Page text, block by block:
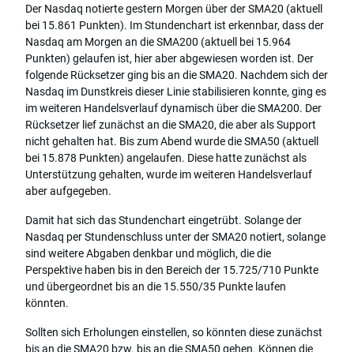
Der Nasdaq notierte gestern Morgen über der SMA20 (aktuell
bei 15.861 Punkten). Im Stundenchart ist erkennbar, dass der
Nasdaq am Morgen an die SMA200 (aktuell bei 15.964
Punkten) gelaufen ist, hier aber abgewiesen worden ist. Der
folgende Rücksetzer ging bis an die SMA20. Nachdem sich der
Nasdaq im Dunstkreis dieser Linie stabilisieren konnte, ging es
im weiteren Handelsverlauf dynamisch über die SMA200. Der
Rücksetzer lief zunächst an die SMA20, die aber als Support
nicht gehalten hat. Bis zum Abend wurde die SMA50 (aktuell
bei 15.878 Punkten) angelaufen. Diese hatte zunächst als
Unterstützung gehalten, wurde im weiteren Handelsverlauf
aber aufgegeben.
Damit hat sich das Stundenchart eingetrübt. Solange der
Nasdaq per Stundenschluss unter der SMA20 notiert, solange
sind weitere Abgaben denkbar und möglich, die die
Perspektive haben bis in den Bereich der 15.725/710 Punkte
und übergeordnet bis an die 15.550/35 Punkte laufen
könnten.
Sollten sich Erholungen einstellen, so könnten diese zunächst
bis an die SMA20 bzw. bis an die SMA50 gehen. Können die